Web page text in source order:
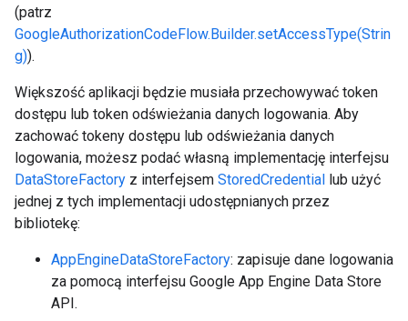
(patrz
GoogleAuthorizationCodeFlow.Builder.setAccessType(Strin
g)).
Większość aplikacji będzie musiała przechowywać token
dostępu lub token odświeżania danych logowania. Aby
zachować tokeny dostępu lub odświeżania danych
logowania, możesz podać własną implementację interfejsu
DataStoreFactory z interfejsem StoredCredential lub użyć
jednej z tych implementacji udostępnianych przez
bibliotekę:
AppEngineDataStoreFactory: zapisuje dane logowania
za pomocą interfejsu Google App Engine Data Store
API.